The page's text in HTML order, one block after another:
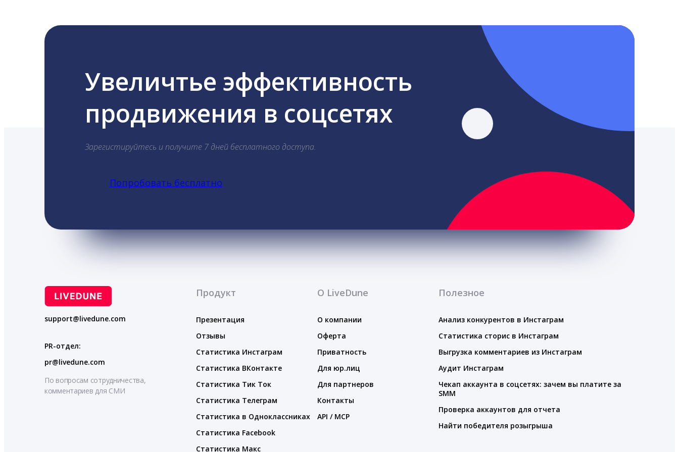
Увеличтье эффективность
продвижения в соцсетях
Зарегистируйтесь и получите 7 дней бесплатного доступа.
Попробовать бесплатно
support@livedune.com
PR-отдел:
pr@livedune.com
По вопросам сотрудничества,
комментариев для СМИ
Продукт
Презентация
Отзывы
Статистика Инстаграм
Статистика ВКонтакте
Статистика Тик Ток
Статистика Телеграм
Статистика в Одноклассниках
Статистика Facebook
Статистика Макс
О LiveDune
О компании
Оферта
Приватность
Для юр.лиц
Для партнеров
Контакты
API / MCP
Полезное
Анализ конкурентов в Инстаграм
Статистика сторис в Инстаграм
Выгрузка комментариев из Инстаграм
Аудит Инстаграм
Чекап аккаунта в соцсетях: зачем вы платите за
SMM
Проверка аккаунтов для отчета
Найти победителя розыгрыша